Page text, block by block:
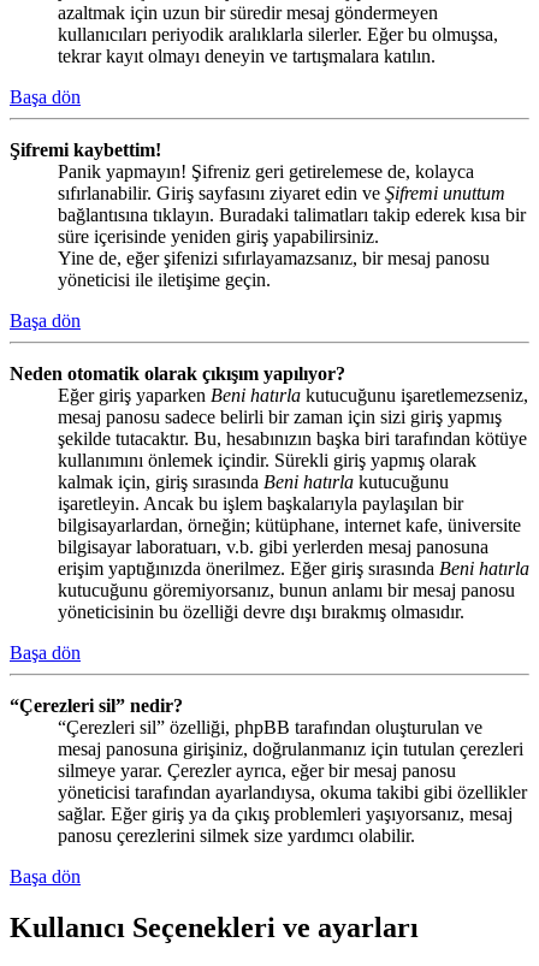
azaltmak için uzun bir süredir mesaj göndermeyen
kullanıcıları periyodik aralıklarla silerler. Eğer bu olmuşsa,
tekrar kayıt olmayı deneyin ve tartışmalara katılın.
Başa dön
Şifremi kaybettim!
Panik yapmayın! Şifreniz geri getirelemese de, kolayca
sıfırlanabilir. Giriş sayfasını ziyaret edin ve Şifremi unuttum
bağlantısına tıklayın. Buradaki talimatları takip ederek kısa bir
süre içerisinde yeniden giriş yapabilirsiniz.
Yine de, eğer şifenizi sıfırlayamazsanız, bir mesaj panosu
yöneticisi ile iletişime geçin.
Başa dön
Neden otomatik olarak çıkışım yapılıyor?
Eğer giriş yaparken Beni hatırla kutucuğunu işaretlemezseniz,
mesaj panosu sadece belirli bir zaman için sizi giriş yapmış
şekilde tutacaktır. Bu, hesabınızın başka biri tarafından kötüye
kullanımını önlemek içindir. Sürekli giriş yapmış olarak
kalmak için, giriş sırasında Beni hatırla kutucuğunu
işaretleyin. Ancak bu işlem başkalarıyla paylaşılan bir
bilgisayarlardan, örneğin; kütüphane, internet kafe, üniversite
bilgisayar laboratuarı, v.b. gibi yerlerden mesaj panosuna
erişim yaptığınızda önerilmez. Eğer giriş sırasında Beni hatırla
kutucuğunu göremiyorsanız, bunun anlamı bir mesaj panosu
yöneticisinin bu özelliği devre dışı bırakmış olmasıdır.
Başa dön
“Çerezleri sil” nedir?
“Çerezleri sil” özelliği, phpBB tarafından oluşturulan ve
mesaj panosuna girişiniz, doğrulanmanız için tutulan çerezleri
silmeye yarar. Çerezler ayrıca, eğer bir mesaj panosu
yöneticisi tarafından ayarlandıysa, okuma takibi gibi özellikler
sağlar. Eğer giriş ya da çıkış problemleri yaşıyorsanız, mesaj
panosu çerezlerini silmek size yardımcı olabilir.
Başa dön
Kullanıcı Seçenekleri ve ayarları